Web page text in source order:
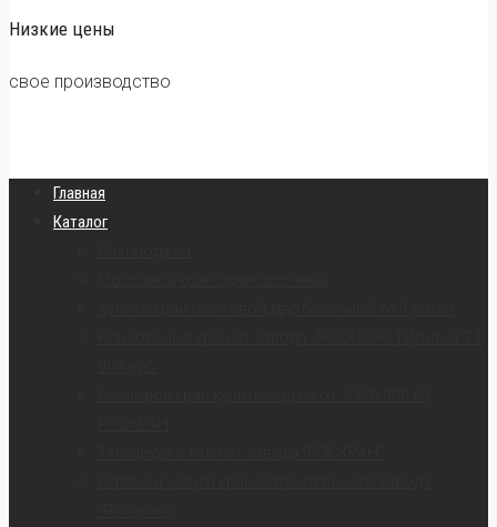
Низкие цены
свое производство
Главная
Каталог